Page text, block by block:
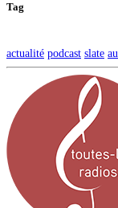
Tag
actualité podcast slate